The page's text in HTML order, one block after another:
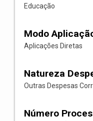
Educação
Modo
Aplicações Diretas
Natureza
Outras Despesas
Número